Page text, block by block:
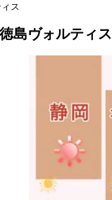
ス
島ヴォルティス